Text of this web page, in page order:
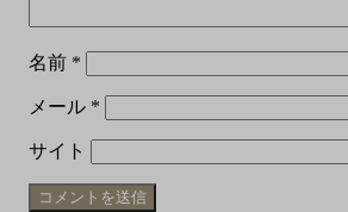
名前 *
メール *
サイト